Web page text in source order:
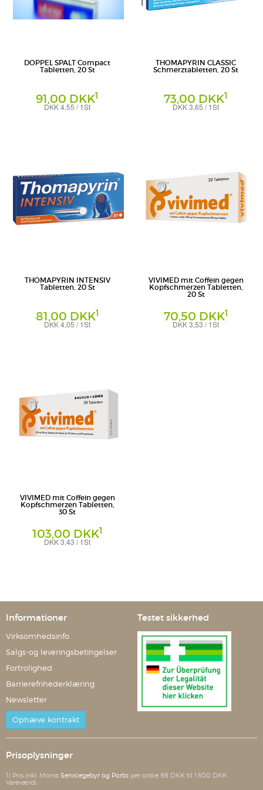
DOPPEL SPALT Compact
Tabletten, 20 St
91,00 DKK1
DKK 4,55 / 1St
THOMAPYRIN CLASSIC
Schmerztabletten, 20 St
73,00 DKK1
DKK 3,65 / 1St
THOMAPYRIN INTENSIV
Tabletten, 20 St
81,00 DKK1
DKK 4,05 / 1St
VIVIMED mit Coffein gegen
Kopfschmerzen Tabletten,
20 St
70,50 DKK1
DKK 3,53 / 1St
VIVIMED mit Coffein gegen
Kopfschmerzen Tabletten,
30 St
103,00 DKK1
DKK 3,43 / 1St
Informationer
Virksomhedsinfo
Salgs-og leveringsbetingelser
Fortrolighed
Barrierefrihederklæring
Newsletter
Ophæve kontrakt
Testet sikkerhed
Prisoplysninger
1) Pris inkl. Moms Servicegebyr og Porto per ordre 98 DKK til 1.500 DKK
Vareværdi.